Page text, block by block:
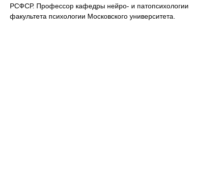
РСФСР. Профессор кафедры нейро- и патопсихологии
факультета психологии Московского университета.